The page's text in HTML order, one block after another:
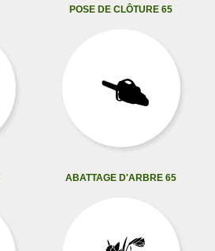
POSE DE CLÔTURE 65
ABATTAGE D'ARBRE 65